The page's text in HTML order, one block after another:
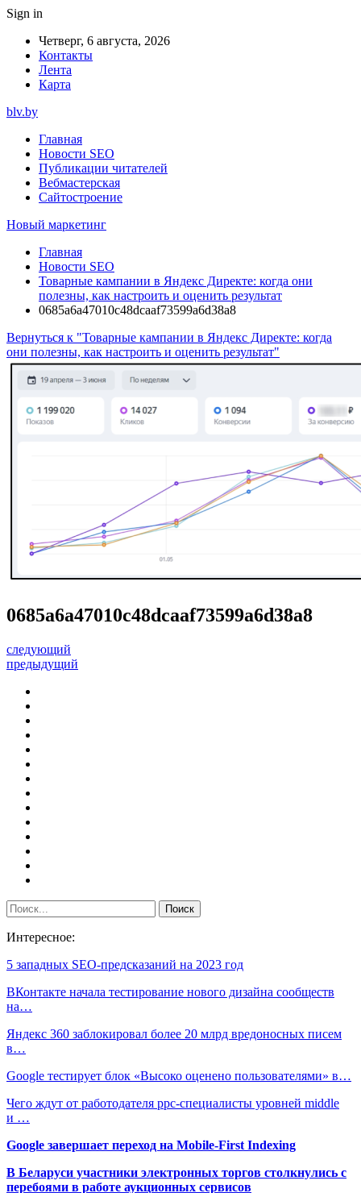
Sign in
Четверг, 6 августа, 2026
Контакты
Лента
Карта
blv.by
Главная
Новости SEO
Публикации читателей
Вебмастерская
Сайтостроение
Новый маркетинг
Главная
Новости SEO
Товарные кампании в Яндекс Директе: когда они
полезны, как настроить и оценить результат
0685a6a47010c48dcaaf73599a6d38a8
Вернуться к "Товарные кампании в Яндекс Директе: когда
они полезны, как настроить и оценить результат"
0685a6a47010c48dcaaf73599a6d38a8
следующий
предыдущий
Интересное:
5 западных SEO-предсказаний на 2023 год
ВКонтакте начала тестирование нового дизайна сообществ
на…
Яндекс 360 заблокировал более 20 млрд вредоносных писем
в…
Google тестирует блок «Высоко оценено пользователями» в…
Чего ждут от работодателя ppc-специалисты уровней middle
и …
Google завершает переход на Mobile-First Indexing
В Беларуси участники электронных торгов столкнулись с
перебоями в работе аукционных сервисов